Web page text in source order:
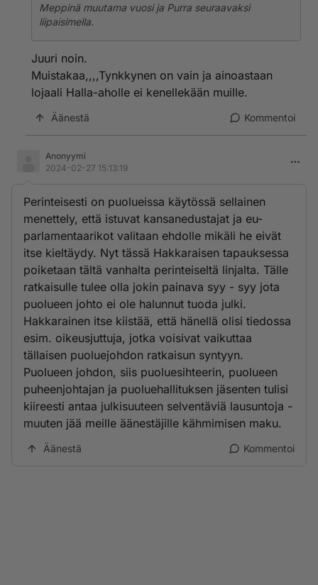
Meppinä muutama vuosi ja Purra seuraavaksi
liipaisimella.
Juuri noin.
Muistakaa,,,,Tynkkynen on vain ja ainoastaan
lojaali Halla-aholle ei kenellekään muille.
Äänestä Kommentoi
Anonyymi
2024-02-27 15:13:19
Perinteisesti on puolueissa käytössä sellainen
menettely, että istuvat kansanedustajat ja eu-
parlamentaarikot valitaan ehdolle mikäli he eivät
itse kieltäydy. Nyt tässä Hakkaraisen tapauksessa
poiketaan tältä vanhalta perinteiseltä linjalta. Tälle
ratkaisulle tulee olla jokin painava syy - syy jota
puolueen johto ei ole halunnut tuoda julki.
Hakkarainen itse kiistää, että hänellä olisi tiedossa
esim. oikeusjuttuja, jotka voisivat vaikuttaa
tällaisen puoluejohdon ratkaisun syntyyn.
Puolueen johdon, siis puoluesihteerin, puolueen
puheenjohtajan ja puoluehallituksen jäsenten tulisi
kiireesti antaa julkisuuteen selventäviä lausuntoja -
muuten jää meille äänestäjille kähmimisen maku.
Äänestä Kommentoi